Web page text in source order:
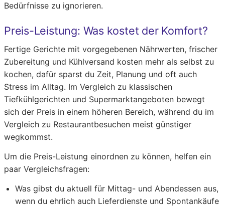
Bedürfnisse zu ignorieren.
Preis-Leistung: Was kostet der Komfort?
Fertige Gerichte mit vorgegebenen Nährwerten, frischer
Zubereitung und Kühlversand kosten mehr als selbst zu
kochen, dafür sparst du Zeit, Planung und oft auch
Stress im Alltag. Im Vergleich zu klassischen
Tiefkühlgerichten und Supermarktangeboten bewegt
sich der Preis in einem höheren Bereich, während du im
Vergleich zu Restaurantbesuchen meist günstiger
wegkommst.
Um die Preis-Leistung einordnen zu können, helfen ein
paar Vergleichsfragen:
Was gibst du aktuell für Mittag- und Abendessen aus,
wenn du ehrlich auch Lieferdienste und Spontankäufe